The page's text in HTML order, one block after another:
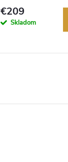
Autorizovaný predajca.
€209
Skladom